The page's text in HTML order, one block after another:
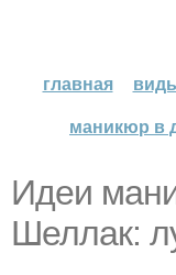
главная
маникюр в
Идеи
Шеллак: